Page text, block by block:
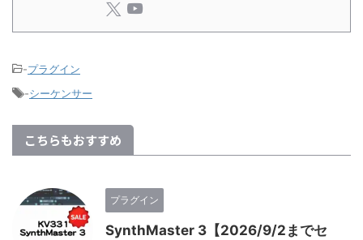
-プラグイン
-シーケンサー
こちらもおすすめ
プラグイン
SynthMaster 3【2026/9/2までセ